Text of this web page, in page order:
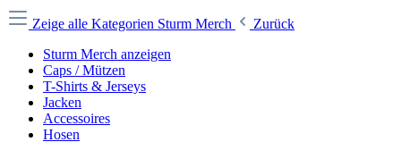
Zeige alle Kategorien Sturm Merch
Zurück
Sturm Merch anzeigen
Caps / Mützen
T-Shirts & Jerseys
Jacken
Accessoires
Hosen